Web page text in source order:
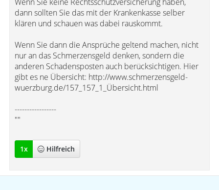
dann sollten Sie das mit der Krankenkasse selber
klären und schauen was dabei rauskommt.
Wenn Sie dann die Ansprüche geltend machen, nicht
nur an das Schmerzensgeld denken, sondern die
anderen Schadensposten auch berücksichtigen. Hier
gibt es ne Übersicht: http://www.schmerzensgeld-
wuerzburg.de/157_157_1_Übersicht.html
-----------------
""
1x Hilfreich